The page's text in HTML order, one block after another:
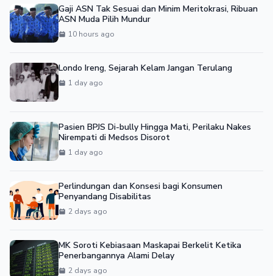
Gaji ASN Tak Sesuai dan Minim Meritokrasi, Ribuan
ASN Muda Pilih Mundur
10 hours ago
Londo Ireng, Sejarah Kelam Jangan Terulang
1 day ago
Pasien BPJS Di-bully Hingga Mati, Perilaku Nakes
Nirempati di Medsos Disorot
1 day ago
Perlindungan dan Konsesi bagi Konsumen
Penyandang Disabilitas
2 days ago
MK Soroti Kebiasaan Maskapai Berkelit Ketika
Penerbangannya Alami Delay
2 days ago